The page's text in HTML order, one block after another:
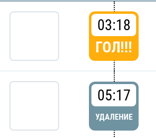
03:18
ГОЛ!!!
05:17
УДАЛЕНИЕ